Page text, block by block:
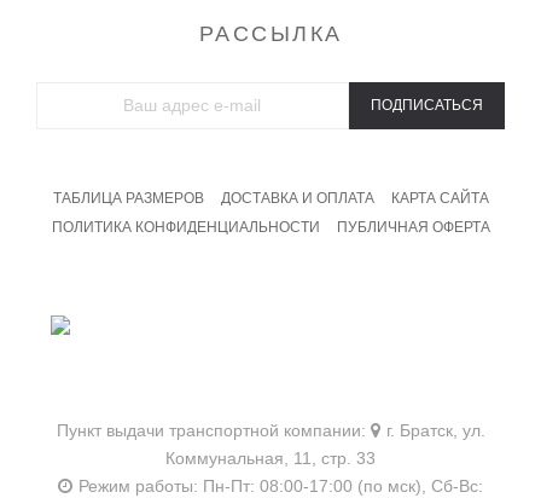
РАССЫЛКА
ПОДПИСАТЬСЯ
ТАБЛИЦА РАЗМЕРОВ ДОСТАВКА И ОПЛАТА
КАРТА САЙТА
ПОЛИТИКА КОНФИДЕНЦИАЛЬНОСТИ
ПУБЛИЧНАЯ ОФЕРТА
Пункт выдачи транспортной компании:
г. Братск, ул.
Коммунальная, 11, стр. 33
Режим работы: Пн-Пт: 08:00-17:00 (по мск), Сб-Вс: